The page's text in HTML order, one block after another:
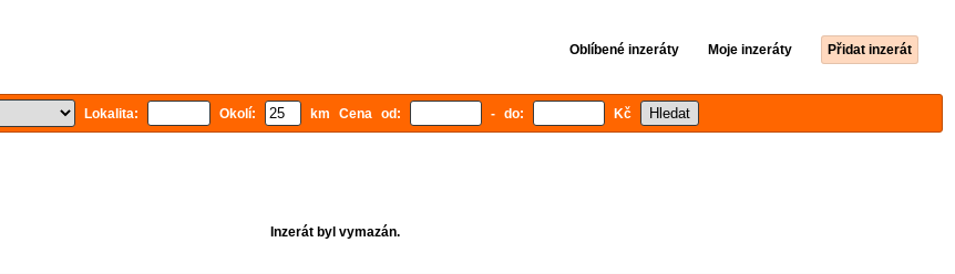
Oblíbené inzeráty Moje inzeráty Přidat inzerát
Lokalita: Okolí: km Cena od: - do: Kč
Inzerát byl vymazán.